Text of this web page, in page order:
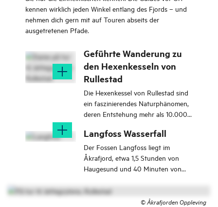
kennen wirklich jeden Winkel entlang des Fjords – und
nehmen dich gern mit auf Touren abseits der
ausgetretenen Pfade.
Geführte Wanderung zu
den Hexenkesseln von
Rullestad
Die Hexenkessel von Rullestad sind
ein faszinierendes Naturphänomen,
deren Entstehung mehr als 10.000
entstandene Löcher im
Felsuntergrund, die im Laufe der
Jahrtausende von Wasser und Eis
geformt wurden. Das Gebiet wurde
erklärt und ist Teil des Geoparks
Langfoss Wasserfall
Der Fossen Langfoss liegt im
Åkrafjord, etwa 1,5 Stunden von
Haugesund und 40 Minuten von
©Åkrafjorden Oppleving